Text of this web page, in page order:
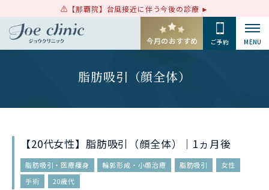
【那覇院】台風接近に伴う今後の診療
今月のおすすめ ご予約 MENU
脂肪吸引（顔全体）
【20代女性】脂肪吸引（顔全体）｜1ヵ月後
脂肪吸引・医療痩身 輪郭形成・小顔治療 脂肪吸引
女性
手術
20歳代